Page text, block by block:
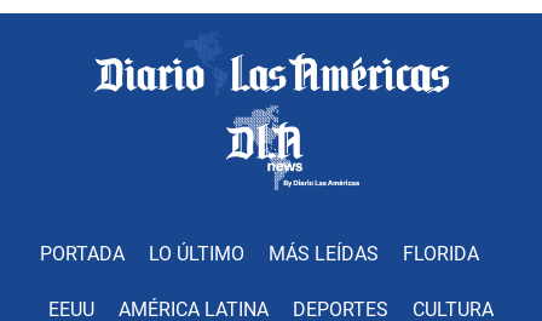
PORTADA LO ÚLTIMO MÁS LEÍDAS FLORIDA
EEUU AMÉRICA LATINA DEPORTES CULTURA